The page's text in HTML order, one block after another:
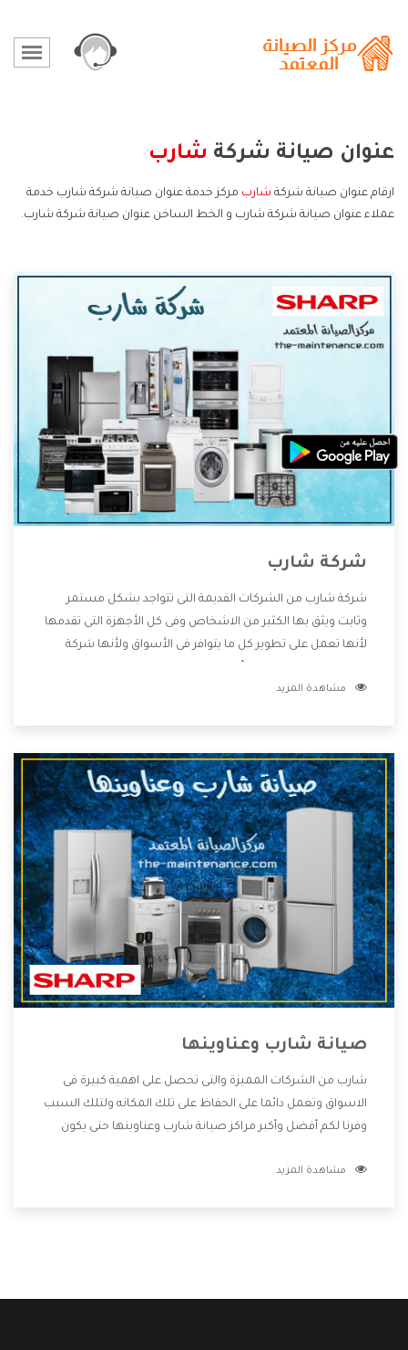
عنوان صيانة شركة شارب
ارقام عنوان صيانة شركة شارب مركز خدمة عنوان صيانة شركة شارب خدمة
عملاء عنوان صيانة شركة شارب و الخط الساخن عنوان صيانة شركة شارب.
شركة شارب
شركة شارب من الشركات القديمة التى تتواجد بشكل مستمر
وثابت ويثق بها الكثير من الاشخاص وفى كل الأجهزة التى تقدمها
لأنها تعمل على تطوير كل ما يتوافر فى الأسواق ولأنها شركة
وتقدم للعملاء أقوى العروض والخصومات التى تسهل على
مشاهدة المزيد
صيانة شارب وعناوينها
شارب من الشركات المميزة والتى تحصل على اهمية كبيرة فى
الاسواق وتعمل دائما على الحفاظ على تلك المكانه ولتلك السبب
وفرنا لكم أفضل وأكبر مراكز صيانة شارب وعناوينها حتى يكون
دون اى ازعاج كما أننا نهتم بكل ما يحتاجه المستهلك لكى نحافظ
مشاهدة المزيد